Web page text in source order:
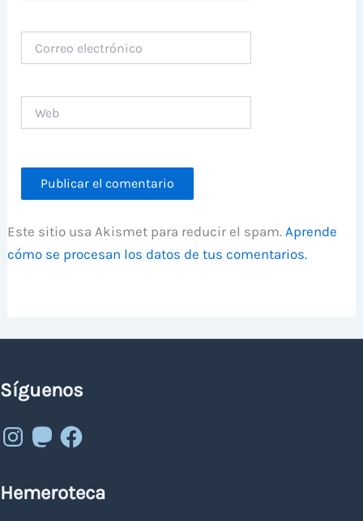
electrónico
Este sitio usa Akismet para reducir el spam.Aprende
cómo se procesan los datos de tus comentarios.
Síguenos
Instagram
MastodonFacebook
Hemeroteca